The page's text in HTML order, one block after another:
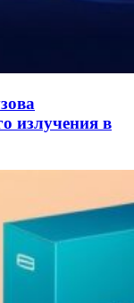
излучения в